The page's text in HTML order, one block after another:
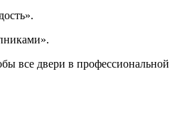
все двери в профессиональной